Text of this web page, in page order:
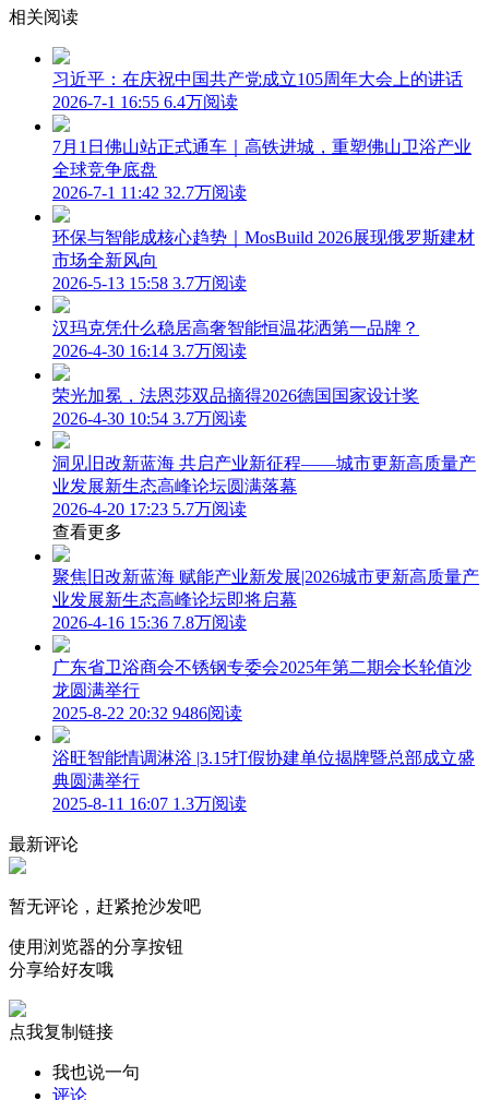
相关阅读
习近平：在庆祝中国共产党成立105周年大会上的讲话
2026-7-1 16:55 6.4万阅读
7月1日佛山站正式通车｜高铁进城，重塑佛山卫浴产业
全球竞争底盘
2026-7-1 11:42 32.7万阅读
环保与智能成核心趋势｜MosBuild 2026展现俄罗斯建材
市场全新风向
2026-5-13 15:58 3.7万阅读
汉玛克凭什么稳居高奢智能恒温花洒第一品牌？
2026-4-30 16:14 3.7万阅读
荣光加冕，法恩莎双品摘得2026德国国家设计奖
2026-4-30 10:54 3.7万阅读
洞见旧改新蓝海 共启产业新征程——城市更新高质量产
业发展新生态高峰论坛圆满落幕
2026-4-20 17:23 5.7万阅读
查看更多
聚焦旧改新蓝海 赋能产业新发展|2026城市更新高质量产
业发展新生态高峰论坛即将启幕
2026-4-16 15:36 7.8万阅读
广东省卫浴商会不锈钢专委会2025年第二期会长轮值沙
龙圆满举行
2025-8-22 20:32 9486阅读
浴旺智能情调淋浴 |3.15打假协建单位揭牌暨总部成立盛
典圆满举行
2025-8-11 16:07 1.3万阅读
最新评论
暂无评论，赶紧抢沙发吧
使用浏览器的分享按钮
分享给好友哦
点我复制链接
我也说一句
评论